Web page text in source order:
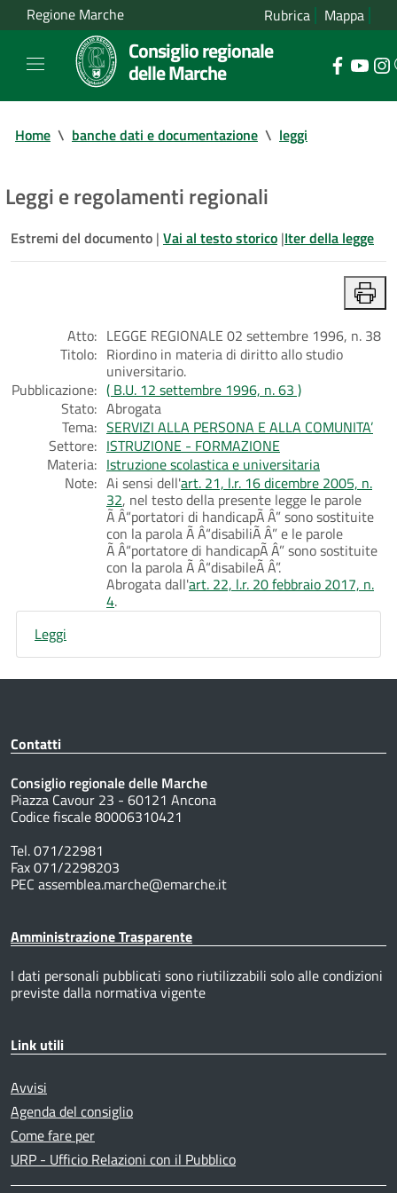
Regione Marche Rubrica Mappa
Consiglio regionale
delle Marche
Home \ banche dati e documentazione \ leggi
Leggi e regolamenti regionali
Estremi del documento | Vai al testo storico |Iter della legge
Atto: LEGGE REGIONALE 02 settembre 1996, n. 38
Titolo: Riordino in materia di diritto allo studio
universitario.
Pubblicazione: ( B.U. 12 settembre 1996, n. 63 )
Stato: Abrogata
Tema: SERVIZI ALLA PERSONA E ALLA COMUNITA’
Settore: ISTRUZIONE - FORMAZIONE
Materia: Istruzione scolastica e universitaria
Note: Ai sensi dell'art. 21, l.r. 16 dicembre 2005, n.
32, nel testo della presente legge le parole
Ã‚Â“portatori di handicapÃ‚Â” sono sostituite
con la parola Ã‚Â“disabiliÃ‚Â” e le parole
Ã‚Â“portatore di handicapÃ‚Â” sono sostituite
con la parola Ã‚Â“disabileÃ‚Â”.
Abrogata dall'art. 22, l.r. 20 febbraio 2017, n.
4.
Leggi
Contatti
Consiglio regionale delle Marche
Piazza Cavour 23 - 60121 Ancona
Codice fiscale 80006310421
Tel. 071/22981
Fax 071/2298203
PEC assemblea.marche@emarche.it
Amministrazione Trasparente
I dati personali pubblicati sono riutilizzabili solo alle condizioni
previste dalla normativa vigente
Link utili
Avvisi
Agenda del consiglio
Come fare per
URP - Ufficio Relazioni con il Pubblico